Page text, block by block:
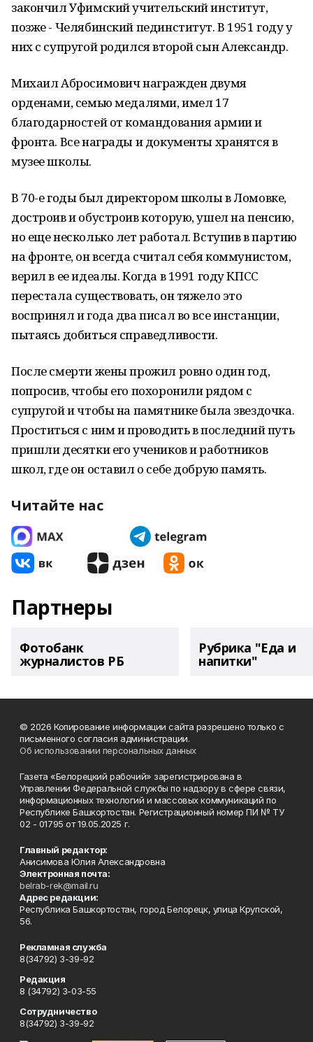
закончил Уфимский учительский институт,
позже - Челябинский пединститут. В 1951 году у
них с супругой родился второй сын Александр.
Михаил Абросимович награжден двумя
орденами, семью медалями, имел 17
благодарностей от командования армии и
фронта. Все награды и документы хранятся в
музее школы.
В 70-е годы был директором школы в Ломовке,
достроив и обустроив которую, ушел на пенсию,
но еще несколько лет работал. Вступив в партию
на фронте, он всегда считал себя коммунистом,
верил в ее идеалы. Когда в 1991 году КПСС
перестала существовать, он тяжело это
воспринял и года два писал во все инстанции,
пытаясь добиться справедливости.
После смерти жены прожил ровно один год,
попросив, чтобы его похоронили рядом с
супругой и чтобы на памятнике была звездочка.
Проститься с ним и проводить в последний путь
пришли десятки его учеников и работников
школ, где он оставил о себе добрую память.
Читайте нас
Партнеры
Фотобанк
журналистов РБ
Рубрика "Еда и
напитки"
© 2026 Копирование информации сайта разрешено только с
письменного согласия администрации.
Об использовании персональных данных
Газета «Белорецкий рабочий» зарегистрирована в
Управлении Федеральной службы по надзору в сфере связи,
информационных технологий и массовых коммуникаций по
Республике Башкортостан. Регистрационный номер ПИ № ТУ
02 - 01795 от 19.05.2025 г.
Главный редактор:
Анисимова Юлия Александровна
Электронная почта:
belrab-rek@mail.ru
Адрес редакции:
Республика Башкортостан, город Белорецк, улица Крупской,
56.
Рекламная служба
8(34792) 3-39-92
Редакция
8 (34792) 3-03-55
Сотрудничество
8(34792) 3-39-92